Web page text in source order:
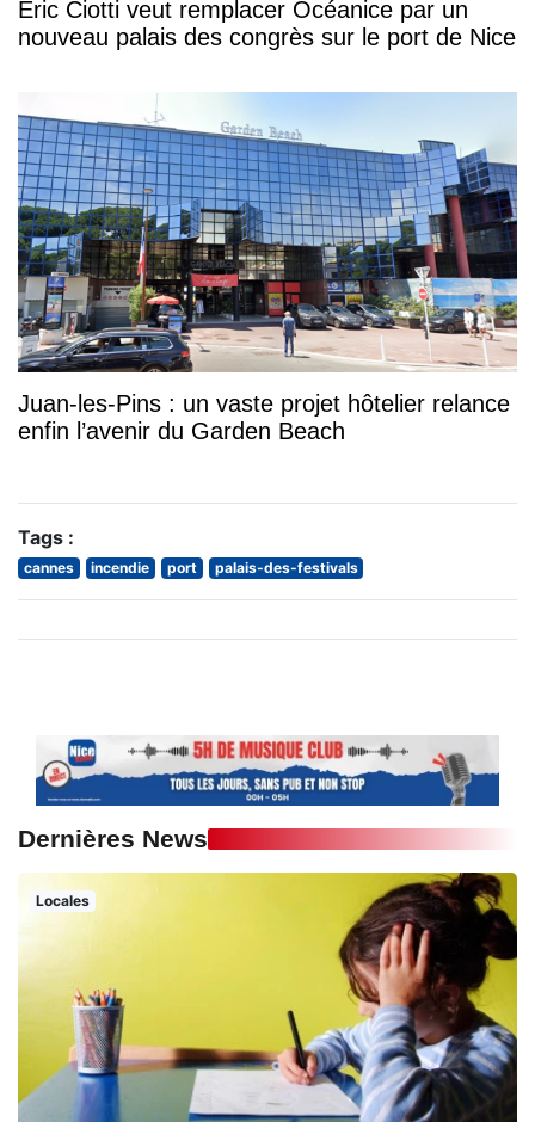
Éric Ciotti veut remplacer Océanice par un
nouveau palais des congrès sur le port de Nice
Juan-les-Pins : un vaste projet hôtelier relance
enfin l’avenir du Garden Beach
Tags :
cannes incendie port palais-des-festivals
Dernières News
Locales